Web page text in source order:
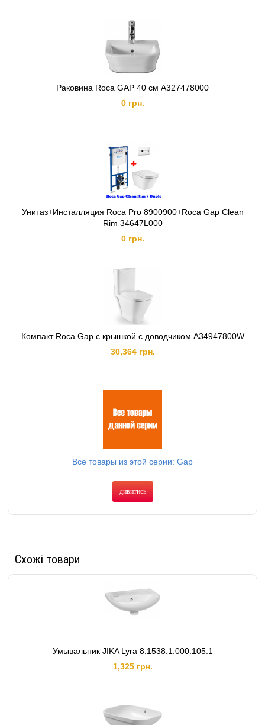
Раковина Roca GAP 40 см A327478000
0 грн.
Унитаз+Инсталляция Roca Pro 8900900+Roca Gap Clean
Rim 34647L000
0 грн.
Компакт Roca Gap с крышкой с доводчиком A34947800W
30,364 грн.
Все товары из этой серии: Gap
дивитись
Схожі товари
Умывальник JIKA Lyra 8.1538.1.000.105.1
1,325 грн.